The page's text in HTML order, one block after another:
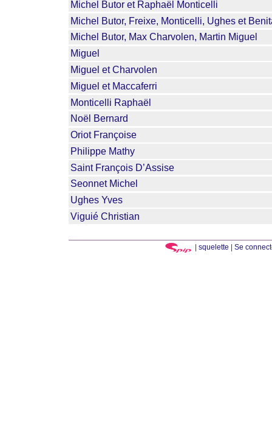
Michel Butor et Raphaël Monticelli
Michel Butor, Freixe, Monticelli, Ughes et
Michel Butor, Max Charvolen, Martin Miguel
Miguel
Miguel et Charvolen
Miguel et Maccaferri
Monticelli Raphaël
Noël Bernard
Oriot Françoise
Philippe Mathy
Saint François D’Assise
Seonnet Michel
Ughes Yves
Viguié Christian
squelette Se